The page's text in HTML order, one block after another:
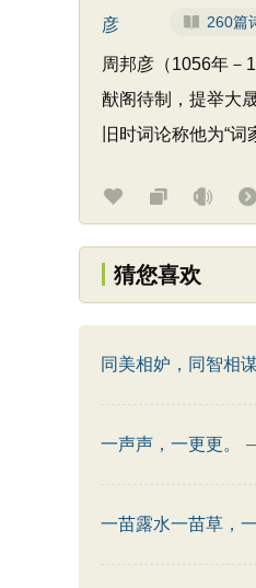
260篇
周邦彦（1056年－
猷阁待制，提举大
旧时词论称他为“词
猜您喜欢
同美相妒，同智相
一声声，一更更。
一苗露水一苗草，